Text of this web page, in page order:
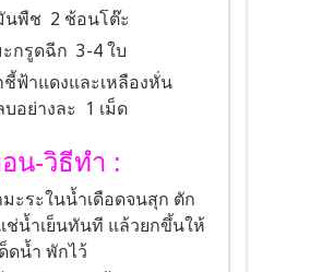
นพืช 2 ช้อนโต๊ะ
กรูดฉีก 3-4 ใบ
ฟ้าแดงและเหลืองหั่น
อย่างละ 1 เม็ด
น-วิธีทำ :
ะระในน้ำเดือดจนสุก ตัก
ช่น้ำเย็นทันที แล้วยกขึ้นให้
ดน้ำ พักไว้